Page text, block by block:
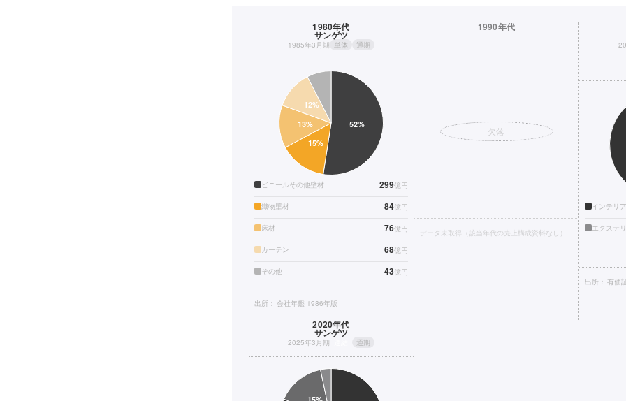
1980年代
サンゲツ
1985年3月期 単体 通期
ビニールその他壁材 299億円
織物壁材 84億円
床材 76億円
カーテン 68億円
その他 43億円
出所： 会社年鑑 1986年版
1990年代
欠落
データ未取得（該当年代の売上構成資料なし）
インテリ
エクステ
出所： 有価
2020年代
サンゲツ
2025年3月期 通期